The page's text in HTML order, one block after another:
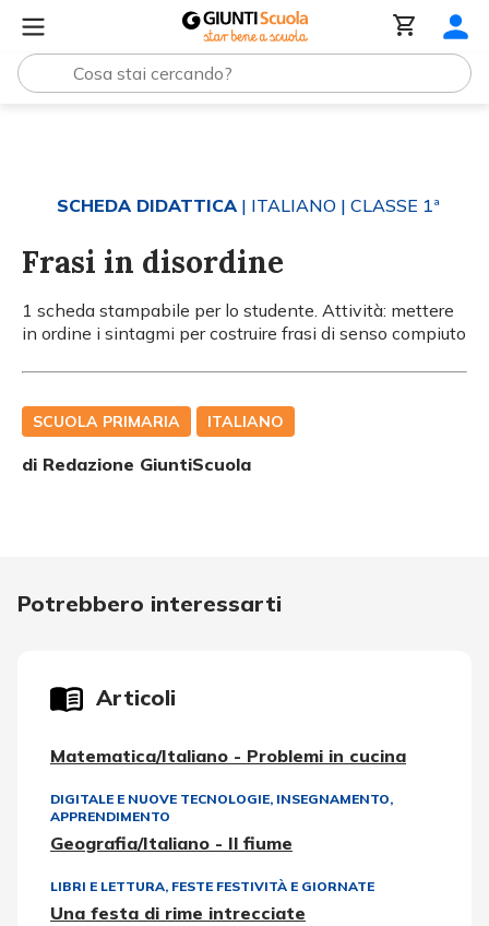
SCHEDA DIDATTICA| ITALIANO | CLASSE 1ª
Frasi in disordine
1 scheda stampabile per lo studente. Attività: mettere
in ordine i sintagmi per costruire frasi di senso compiuto
SCUOLA PRIMARIA ITALIANO
di Redazione GiuntiScuola
Potrebbero interessarti
Articoli
Matematica/Italiano - Problemi in cucina
DIGITALE E NUOVE TECNOLOGIE, INSEGNAMENTO,
APPRENDIMENTO
Geografia/Italiano - Il fiume
LIBRI E LETTURA, FESTE FESTIVITÀ E GIORNATE
Una festa di rime intrecciate